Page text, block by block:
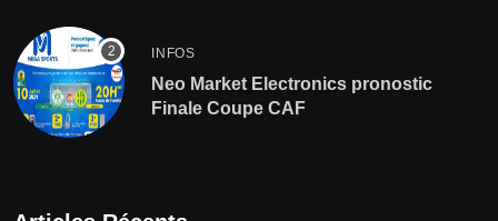
INFOS
Neo Market Electronics pronostic
Finale Coupe CAF